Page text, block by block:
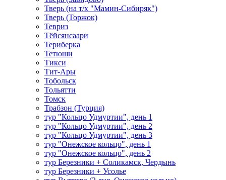
Тверь (на т/х "Мамин-Сибиряк")
Тверь (Торжок)
Тевриз
Тёйсянсаари
Териберка
Тетюши
Тикси
Тит-Ары
Тобольск
Тольятти
Томск
Трабзон (Турция)
тур "Кольцо Удмуртии", день 1
тур "Кольцо Удмуртии", день 2
тур "Кольцо Удмуртии", день 3
тур "Онежское кольцо", день 1
тур "Онежское кольцо", день 2
тур Березники + Соликамск, Чердынь
тур Березники + Усолье